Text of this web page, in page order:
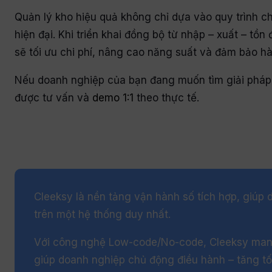
Quản lý kho hiệu quả không chỉ dựa vào quy trình
hiện đại. Khi triển khai đồng bộ từ nhập – xuất –
sẽ tối ưu chi phí, nâng cao năng suất và đảm bảo
Nếu doanh nghiệp của bạn đang muốn tìm giải
được tư vấn và demo 1:1 theo thực tế.
Cleeksy là nền tảng vận hành số tích hợp, giúp
trên một hệ thống duy nhất.
Với công nghệ Low-code/No-code, Cleeksy
giúp doanh nghiệp chủ động điều hành – tăng